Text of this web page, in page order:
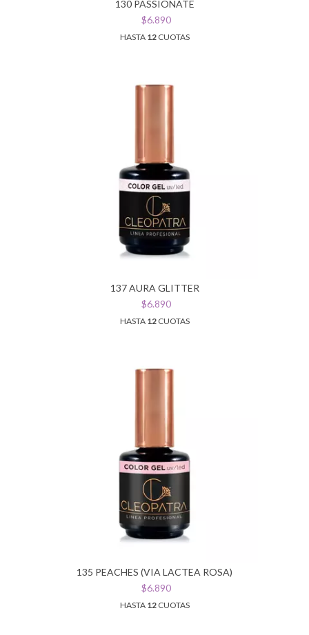
130 PASSIONATE
$6.890
HASTA 12CUOTAS
137 AURA GLITTER
$6.890
HASTA 12CUOTAS
135 PEACHES (VIA LACTEA ROSA)
$6.890
HASTA 12CUOTAS